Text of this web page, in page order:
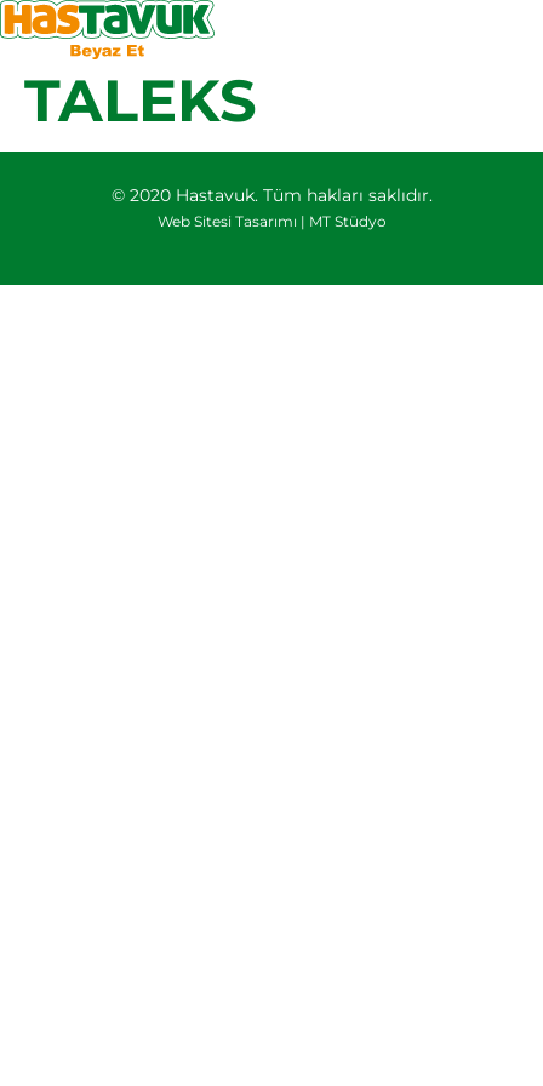
TALEKS
© 2020 Hastavuk. Tüm hakları saklıdır.
Web Sitesi Tasarımı | MT Stüdyo